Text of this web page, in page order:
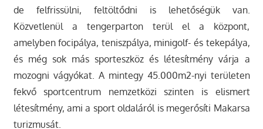
de felfrissülni, feltöltődni is lehetőségük van.
Közvetlenül a tengerparton terül el a központ,
amelyben focipálya, teniszpálya, minigolf- és tekepálya,
és még sok más sporteszköz és létesítmény várja a
mozogni vágyókat. A mintegy 45.000m2-nyi területen
fekvő sportcentrum nemzetközi szinten is elismert
létesítmény, ami a sport oldaláról is megerősíti Makarsa
turizmusát.